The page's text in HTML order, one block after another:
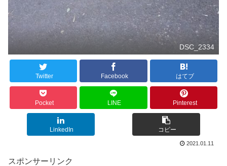
DSC_2334
Twitter Facebook はてブ
Pocket LINE Pinterest
LinkedIn コピー
2021.01.11
スポンサーリンク